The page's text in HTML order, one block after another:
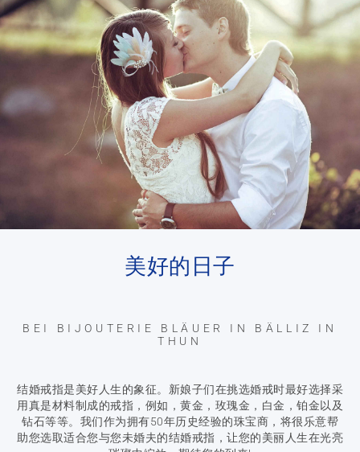
美好的日子
BEI BIJOUTERIE BLÄUER IN BÄLLIZ IN
THUN
结婚戒指是美好人生的象征。新娘子们在挑选婚戒时最好选择采
用真是材料制成的戒指，例如，黄金，玫瑰金，白金，铂金以及
钻石等等。我们作为拥有50年历史经验的珠宝商，将很乐意帮
助您选取适合您与您未婚夫的结婚戒指，让您的美丽人生在光亮